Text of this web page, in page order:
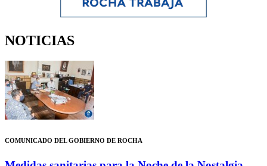
NOTICIAS
COMUNICADO DEL GOBIERNO DE ROCHA